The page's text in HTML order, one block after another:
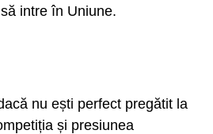
intre în Uniune.
nu ești perfect pregătit la
și presiunea